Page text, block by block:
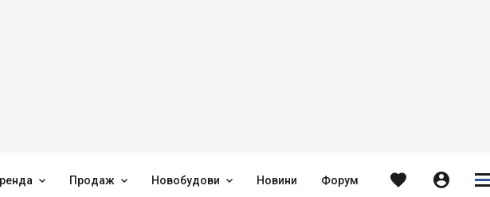
 Продаж  Новобудови  Новини Форум  